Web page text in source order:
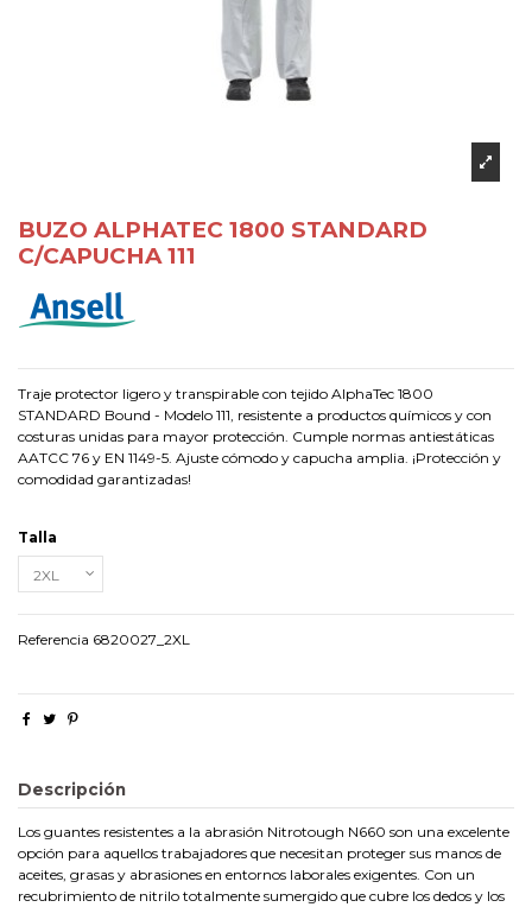
BUZO ALPHATEC 1800 STANDARD
C/CAPUCHA 111
Traje protector ligero y transpirable con tejido AlphaTec 1800
STANDARD Bound - Modelo 111, resistente a productos químicos y con
costuras unidas para mayor protección. Cumple normas antiestáticas
AATCC 76 y EN 1149-5. Ajuste cómodo y capucha amplia. ¡Protección y
comodidad garantizadas!
Talla
Referencia 6820027_2XL
Descripción
Los guantes resistentes a la abrasión Nitrotough N660 son una excelente
opción para aquellos trabajadores que necesitan proteger sus manos de
aceites, grasas y abrasiones en entornos laborales exigentes. Con un
recubrimiento de nitrilo totalmente sumergido que cubre los dedos y los